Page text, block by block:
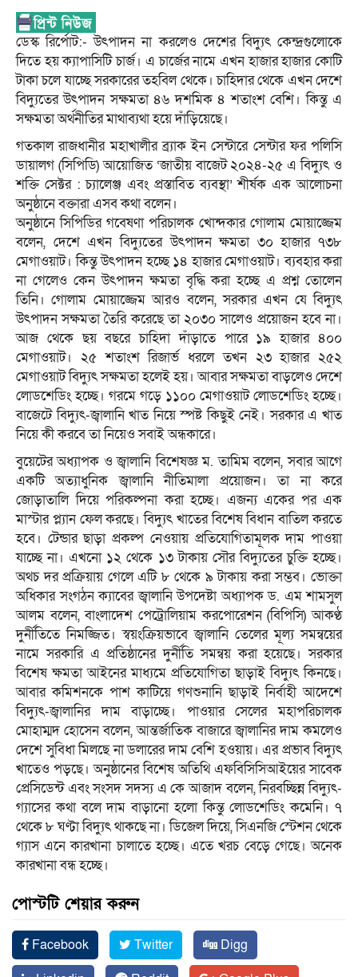
ডেস্ক রির্পোট:- উৎপাদন না করলেও দেশের বিদ্যুৎ কেন্দ্রগুলোকে
দিতে হয় ক্যাপাসিটি চার্জ। এ চার্জের নামে এখন হাজার হাজার কোটি
টাকা চলে যাচ্ছে সরকারের তহবিল থেকে। চাহিদার থেকে এখন দেশে
বিদ্যুতের উৎপাদন সক্ষমতা ৪৬ দশমিক ৪ শতাংশ বেশি। কিন্তু এ
সক্ষমতা অর্থনীতির মাথাব্যথা হয়ে দাঁড়িয়েছে।
গতকাল রাজধানীর মহাখালীর ব্র্যাক ইন সেন্টারে সেন্টার ফর পলিসি
ডায়ালগ (সিপিডি) আয়োজিত ‘জাতীয় বাজেট ২০২৪-২৫ এ বিদ্যুৎ ও
শক্তি সেক্টর : চ্যালেঞ্জ এবং প্রস্তাবিত ব্যবস্থা’ শীর্ষক এক আলোচনা
অনুষ্ঠানে বক্তারা এসব কথা বলেন।
অনুষ্ঠানে সিপিডির গবেষণা পরিচালক খোন্দকার গোলাম মোয়াজ্জেম
বলেন, দেশে এখন বিদ্যুতের উৎপাদন ক্ষমতা ৩০ হাজার ৭৩৮
মেগাওয়াট। কিন্তু উৎপাদন হচ্ছে ১৪ হাজার মেগাওয়াট। ব্যবহার করা
না গেলেও কেন উৎপাদন ক্ষমতা বৃদ্ধি করা হচ্ছে এ প্রশ্ন তোলেন
তিনি। গোলাম মোয়াজ্জেম আরও বলেন, সরকার এখন যে বিদ্যুৎ
উৎপাদন সক্ষমতা তৈরি করেছে তা ২০৩০ সালেও প্রয়োজন হবে না।
আজ থেকে ছয় বছরে চাহিদা দাঁড়াতে পারে ১৯ হাজার ৪০০
মেগাওয়াট। ২৫ শতাংশ রিজার্ভ ধরলে তখন ২৩ হাজার ২৫২
মেগাওয়াট বিদ্যুৎ সক্ষমতা হলেই হয়। আবার সক্ষমতা বাড়লেও দেশে
লোডশেডিং হচ্ছে। গরমে গড়ে ১১০০ মেগাওয়াট লোডশেডিং হচ্ছে।
বাজেটে বিদ্যুৎ-জ্বালানি খাত নিয়ে স্পষ্ট কিছুই নেই। সরকার এ খাত
নিয়ে কী করবে তা নিয়েও সবাই অন্ধকারে।
বুয়েটের অধ্যাপক ও জ্বালানি বিশেষজ্ঞ ম. তামিম বলেন, সবার আগে
একটি অত্যাধুনিক জ্বালানি নীতিমালা প্রয়োজন। তা না করে
জোড়াতালি দিয়ে পরিকল্পনা করা হচ্ছে। এজন্য একের পর এক
মাস্টার প্ল্যান ফেল করছে। বিদ্যুৎ খাতের বিশেষ বিধান বাতিল করতে
হবে। টেন্ডার ছাড়া প্রকল্প নেওয়ায় প্রতিযোগিতামূলক দাম পাওয়া
যাচ্ছে না। এখনো ১২ থেকে ১৩ টাকায় সৌর বিদ্যুতের চুক্তি হচ্ছে।
অথচ দর প্রক্রিয়ায় গেলে এটি ৮ থেকে ৯ টাকায় করা সম্ভব। ভোক্তা
অধিকার সংগঠন ক্যাবের জ্বালানি উপদেষ্টা অধ্যাপক ড. এম শামসুল
আলম বলেন, বাংলাদেশ পেট্রোলিয়াম করপোরেশন (বিপিসি) আকণ্ঠ
দুর্নীতিতে নিমজ্জিত। স্বয়ংক্রিয়ভাবে জ্বালানি তেলের মূল্য সমন্বয়ের
নামে সরকারি এ প্রতিষ্ঠানের দুর্নীতি সমন্বয় করা হয়েছে। সরকার
বিশেষ ক্ষমতা আইনের মাধ্যমে প্রতিযোগিতা ছাড়াই বিদ্যুৎ কিনছে।
আবার কমিশনকে পাশ কাটিয়ে গণশুনানি ছাড়াই নির্বাহী আদেশে
বিদ্যুৎ-জ্বালানির দাম বাড়াচ্ছে। পাওয়ার সেলের মহাপরিচালক
মোহাম্মদ হোসেন বলেন, আন্তর্জাতিক বাজারে জ্বালানির দাম কমলেও
দেশে সুবিধা মিলছে না ডলারের দাম বেশি হওয়ায়। এর প্রভাব বিদ্যুৎ
খাতেও পড়ছে। অনুষ্ঠানের বিশেষ অতিথি এফবিসিসিআইয়ের সাবেক
প্রেসিডেন্ট এবং সংসদ সদস্য এ কে আজাদ বলেন, নিরবচ্ছিন্ন বিদ্যুৎ-
গ্যাসের কথা বলে দাম বাড়ানো হলো কিন্তু লোডশেডিং কমেনি। ৭
থেকে ৮ ঘণ্টা বিদ্যুৎ থাকছে না। ডিজেল দিয়ে, সিএনজি স্টেশন থেকে
গ্যাস এনে কারখানা চালাতে হচ্ছে। এতে খরচ বেড়ে গেছে। অনেক
কারখানা বন্ধ হচ্ছে।
পোস্টটি শেয়ার করুন
Facebook Twitter
Digg